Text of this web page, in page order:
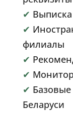
✔
✔
филиалы
✔
✔
✔
Беларуси